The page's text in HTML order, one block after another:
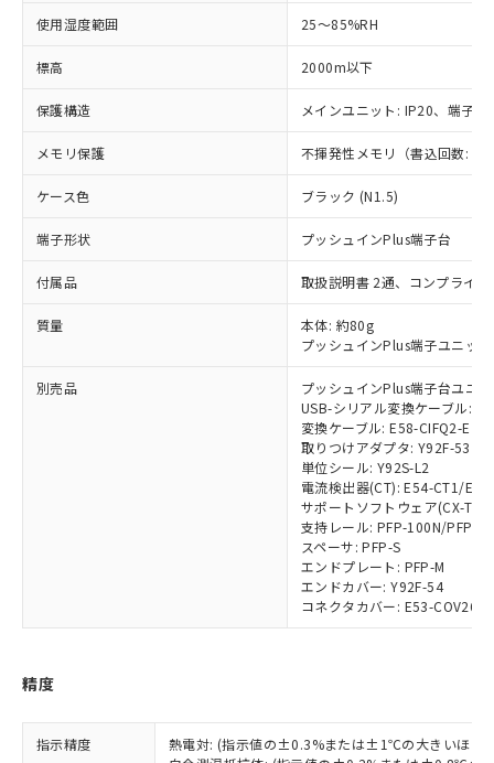
使用湿度範囲 25～85%RH
標高 2000m以下
保護構造 メインユニット: IP20、端子
メモリ保護 不揮発性メモリ（書込回数:
ケース色 ブラック (N1.5)
端子形状 プッシュインPlus端子台
付属品 取扱説明書 2通、コンプライ
質量
本体: 約80g
プッシュインPlus端子ユニッ
別売品
プッシュインPlus端子台ユニ
USB-シリアル変換ケーブル:
変換ケーブル: E58-CIFQ2-E
取りつけアダプタ: Y92F-53
単位シール: Y92S-L2
電流検出器(CT): E54-CT1/
サポートソフトウェア(CX-
支持レール: PFP-100N/PFP-
スペーサ: PFP-S
エンドプレート: PFP-M
エンドカバー: Y92F-54
コネクタカバー: E53-COV26
精度
指示精度
熱電対: (指示値の±0.3%または±1℃の大きいほう
以下の条件をお読みいただき、同意のうえ
本サービスは、当社制御機器事業取扱
商品の当社在庫状況および標準価格
(税抜)を提供させていただくもので
す。
在庫状況および標準価格照会結果は、
記載している更新日時点での社内デー
対応済み：EU RoHS指令（10物質）の
非含有に対応した製品が提供可能な商品で
対応予定：EU RoHS指令（10物質）の非含
有に対応した製品に切り替える予定のある
対応予定なし：EU RoHS指令（10物質）の
非含有に非対応の商品で、対応品を出す予
調査・確認中：EU RoHS指令（10物質）の
非含有の対応状況を調査中または確認中の
非該当品：ライセンス料など無形物で、有
*EU RoHS指令（10物質）：
「○」：最大均質材料含有率が中国RoHSの
い合わせください。
（以下｢規制貨物等」という）を輸出